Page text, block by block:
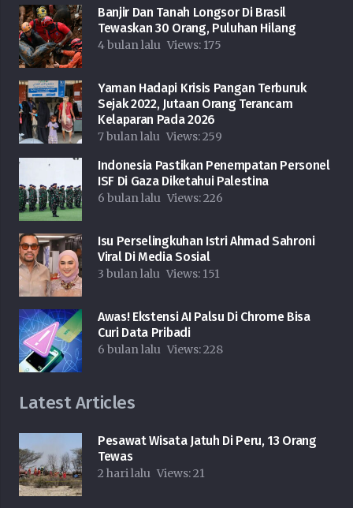
Banjir Dan Tanah Longsor Di Brasil
Tewaskan 30 Orang, Puluhan Hilang
4 bulan lalu Views: 175
Yaman Hadapi Krisis Pangan Terburuk
Sejak 2022, Jutaan Orang Terancam
Kelaparan Pada 2026
7 bulan lalu Views:259
Indonesia Pastikan Penempatan Personel
ISF Di Gaza Diketahui Palestina
6 bulan lalu Views:226
Isu Perselingkuhan Istri Ahmad Sahroni
Viral Di Media Sosial
3 bulan lalu Views: 151
Awas! Ekstensi AI Palsu Di Chrome Bisa
Curi Data Pribadi
6 bulan lalu Views:228
Latest Articles
Pesawat Wisata Jatuh Di Peru, 13 Orang
Tewas
2 hari lalu Views:21